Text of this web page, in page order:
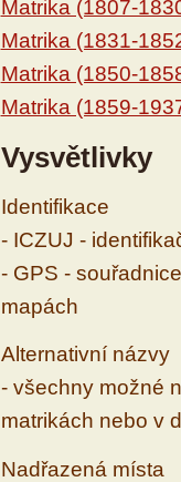
Matrika (1807-
Matrika (1831-
Matrika (1850-
Matrika (1859-
Vysvětlivky
Identifikace
- ICZUJ -
- GPS -
mapách
Alternativní názvy
- všechny možné
matrikách nebo v
Nadřazená místa